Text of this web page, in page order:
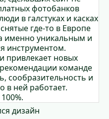
фотобанков
в галстуках и касках
где-то в Европе
именно уникальным и
инструментом.
привлекает новых
команде
сообразительность и
в ней работает.
дизайн